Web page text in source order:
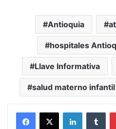
Antioquia
hospitales
Llave Informativa
salud materno infantil
LinkedIn